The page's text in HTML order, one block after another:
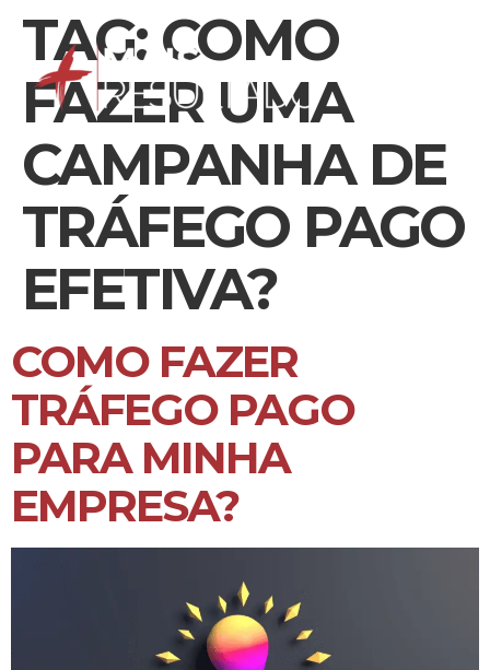
TAG: COMO
FAZER UMA
CAMPANHA DE
TRÁFEGO PAGO
EFETIVA?
COMO FAZER
TRÁFEGO PAGO
PARA MINHA
EMPRESA?